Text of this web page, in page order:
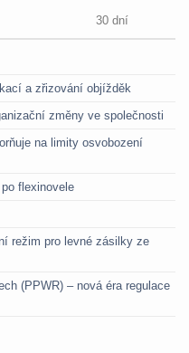
30 dní
a zřizování objížděk
změny ve společnosti
na limity osvobození
flexinovele
režim pro levné zásilky ze
(PPWR) – nová éra regulace